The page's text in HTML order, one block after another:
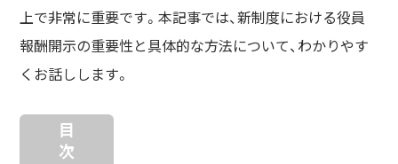
上で非常に重要です。本記事では、新制度における役員
報酬開示の重要性と具体的な方法について、わかりやす
くお話しします。
目
次